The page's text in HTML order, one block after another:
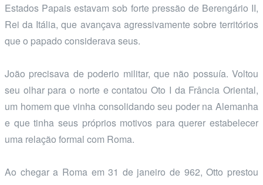
Estados Papais estavam sob forte pressão de Berengário II,
Rei da Itália, que avançava agressivamente sobre territórios
que o papado considerava seus.
João precisava de poderio militar, que não possuía. Voltou
seu olhar para o norte e contatou Oto I da Frância Oriental,
um homem que vinha consolidando seu poder na Alemanha
e que tinha seus próprios motivos para querer estabelecer
uma relação formal com Roma.
Ao chegar a Roma em 31 de janeiro de 962, Otto prestou